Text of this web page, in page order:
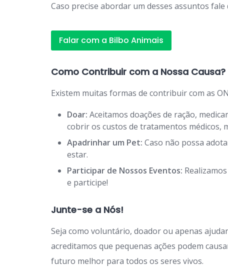
Caso precise abordar um desses assuntos fale
Falar com a Bilbo Animais
Como Contribuir com a Nossa Causa?
Existem muitas formas de contribuir com as
Doar: Aceitamos doações de ração,
cobrir os custos de tratamentos médicos,
Apadrinhar um Pet: Caso não possa
estar.
Participar de Nossos Eventos:
e participe!
Junte-se a Nós!
Seja como voluntário, doador ou apenas
acreditamos que pequenas ações podem
futuro melhor para todos os seres vivos.